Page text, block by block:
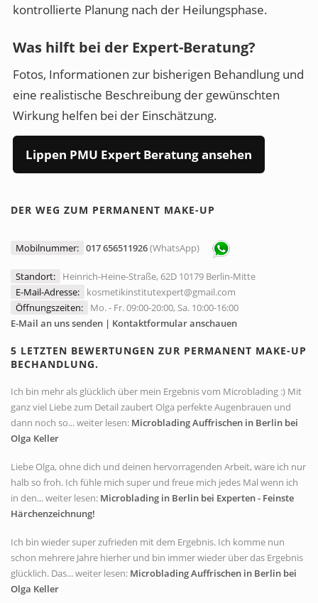
kontrollierte Planung nach der Heilungsphase.
Was hilft bei der Expert-Beratung?
Fotos, Informationen zur bisherigen Behandlung und
eine realistische Beschreibung der gewünschten
Wirkung helfen bei der Einschätzung.
Lippen PMU Expert Beratung ansehen
DER WEG ZUM PERMANENT MAKE-UP
Mobilnummer: 017 656511926(WhatsApp)
Standort:
Heinrich-Heine-Straße, 62D 10179 Berlin-Mitte
E-Mail-Adresse:
kosmetikinstitutexpert@gmail.com
Öffnungszeiten:
Mo. - Fr. 09:00-20:00, Sa. 10:00-16:00
E-Mail an uns senden | Kontaktformular anschauen
5 LETZTEN BEWERTUNGEN ZUR PERMANENT MAKE-UP
BECHANDLUNG.
Ich bin mehr als glücklich über mein Ergebnis vom Microblading :) Mit
ganz viel Liebe zum Detail zaubert Olga perfekte Augenbrauen und
dann noch so... weiter lesen: Microblading Auffrischen in Berlin bei
Olga Keller
Liebe Olga, ohne dich und deinen hervorragenden Arbeit, wäre ich nur
halb so froh. Ich fühle mich super und freue mich jedes Mal wenn ich
in den... weiter lesen: Microblading in Berlin bei Experten - Feinste
Härchenzeichnung!
Ich bin wieder super zufrieden mit dem Ergebnis. Ich komme nun
schon mehrere Jahre hierher und bin immer wieder über das Ergebnis
glücklich. Das... weiter lesen: Microblading Auffrischen in Berlin bei
Olga Keller